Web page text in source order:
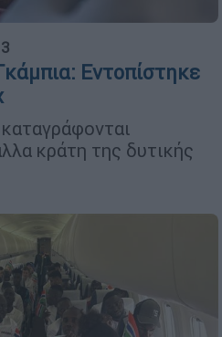
Εντοπίστηκε
κράτη της δυτικής